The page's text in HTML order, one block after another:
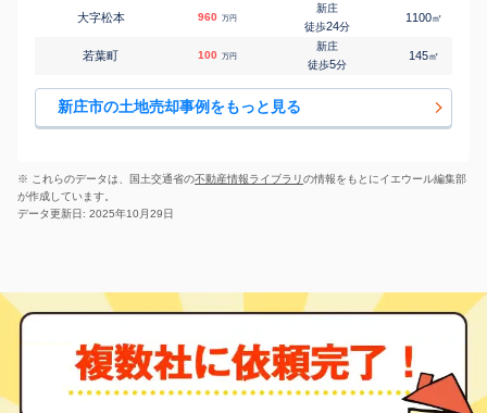
大字松本 960 万円
新庄
徒歩24分
1100㎡
若葉町 100 万円
新庄
徒歩5分
145㎡
新庄市の土地売却事例をもっと見る
※ これらのデータは、国土交通省の不動産情報ライブラリの情報をもとにイエウール編集部
が作成しています。
データ更新日: 2025年10月29日